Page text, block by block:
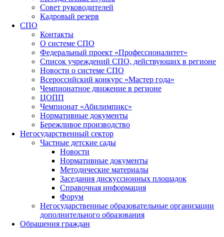
Совет руководителей
Кадровый резерв
СПО
Контакты
О системе СПО
Федеральный проект «Профессионалитет»
Список учреждений СПО, действующих в регионе
Новости о системе СПО
Всероссийский конкурс «Мастер года»
Чемпионатное движение в регионе
ЦОПП
Чемпионат «Абилимпикс»
Нормативные документы
Бережливое производство
Негосударственный сектор
Частные детские сады
Новости
Нормативные документы
Методические материалы
Заседания дискуссионных площадок
Справочная информация
Форум
Негосударственные образовательные организации
дополнительного образования
Обращения граждан